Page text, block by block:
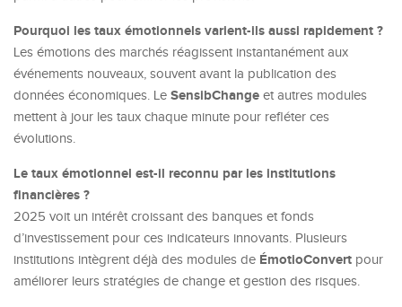
Pourquoi les taux émotionnels varient-ils aussi rapidement ?
Les émotions des marchés réagissent instantanément aux
événements nouveaux, souvent avant la publication des
données économiques. Le SensibChange et autres modules
mettent à jour les taux chaque minute pour refléter ces
évolutions.
Le taux émotionnel est-il reconnu par les institutions
financières ?
2025 voit un intérêt croissant des banques et fonds
d’investissement pour ces indicateurs innovants. Plusieurs
institutions intègrent déjà des modules de ÉmotioConvert pour
améliorer leurs stratégies de change et gestion des risques.